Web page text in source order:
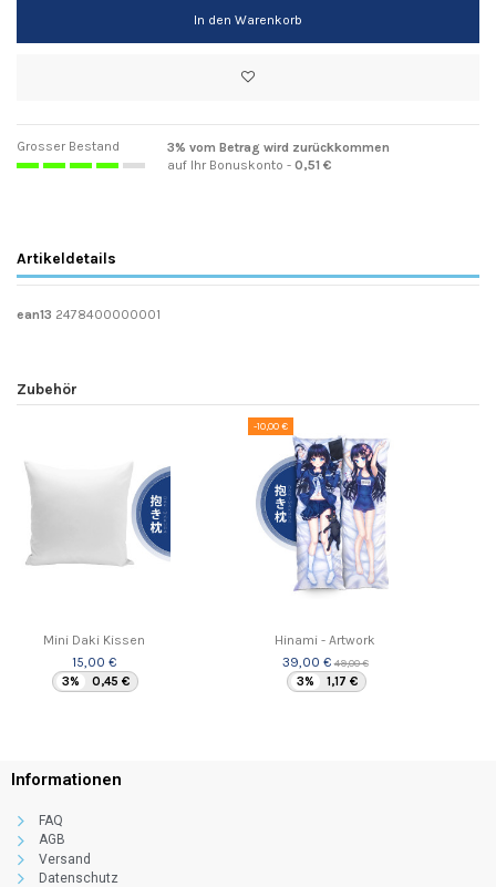
In den Warenkorb
Grosser Bestand
3% vom Betrag wird zurückkommen
auf Ihr Bonuskonto - 0,51 €
Artikeldetails
ean13 2478400000001
Zubehör
Mini Daki Kissen
15,00 €
3% 0,45 €
-10,00 €
Hinami - Artwork
39,00 €49,00 €
3% 1,17 €
Informationen
FAQ
AGB
Versand
Datenschutz